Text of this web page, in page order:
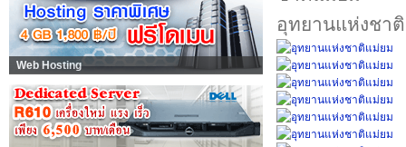
Web Hosting
อุทยานแห่งชา